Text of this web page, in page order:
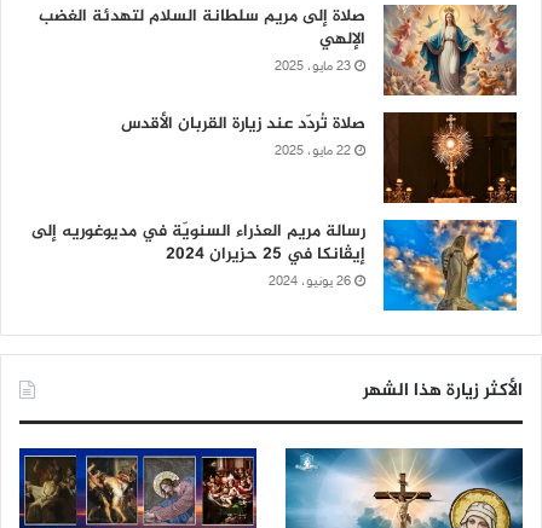
صلاة إلى مريم سلطانة السلام لتهدئة الغضب
الإلهي
23 مايو، 2025
صلاة تُردّد عند زيارة القربان الأقدس
22 مايو، 2025
رسالة مريم العذراء السنويّة في مديوغوريه إلى
إيڤانكا في 25 حزيران 2024
26 يونيو، 2024
الأكثر زيارة هذا الشهر